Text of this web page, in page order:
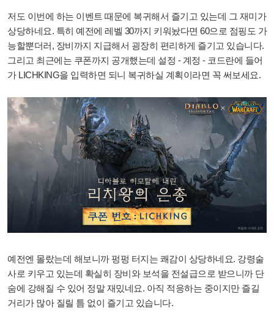
저도 이번에 하는 이벤트 때문에 복귀해서 즐기고 있는데 그 재미가
상당하네요. 특히 예전에 레벨 30까지 키워놨다면 60으로 점핑도 가
능할뿐더러, 장비까지 지급해서 굉장히 편리하게 즐기고 있습니다.
그리고 최근에는 쿠폰까지 공개했는데 설정 - 계정 - 코드란에 들어
가 LICHKING을 입력하면 되니 복귀하실 계획이라면 꼭 써보세요.
예전엔 몰랐는데 해보니까 펑펑 터지는 쾌감이 상당하네요. 강령술
사로 키우고 있는데 확실히 장비와 보석을 전설급으로 받으니까 단
숨에 강해질 수 있어 정말 재밌네요. 아직 적응하는 중이지만 즐길
거리가 많아 질릴 틈 없이 즐기고 있습니다.